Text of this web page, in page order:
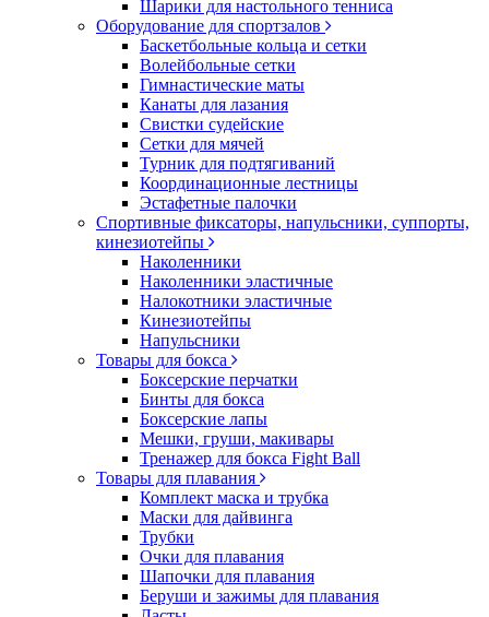
Шарики для настольного тенниса
Оборудование для спортзалов
Баскетбольные кольца и сетки
Волейбольные сетки
Гимнастические маты
Канаты для лазания
Свистки судейские
Сетки для мячей
Турник для подтягиваний
Координационные лестницы
Эстафетные палочки
Спортивные фиксаторы, напульсники, суппорты,
кинезиотейпы
Наколенники
Наколенники эластичные
Налокотники эластичные
Кинезиотейпы
Напульсники
Товары для бокса
Боксерские перчатки
Бинты для бокса
Боксерские лапы
Мешки, груши, макивары
Тренажер для бокса Fight Ball
Товары для плавания
Комплект маска и трубка
Маски для дайвинга
Трубки
Очки для плавания
Шапочки для плавания
Беруши и зажимы для плавания